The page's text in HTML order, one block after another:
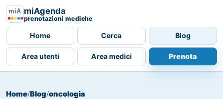
miAgenda
prenotazioni mediche
Home Cerca Blog
Area utenti Area medici Prenota
Home/Blog/oncologia